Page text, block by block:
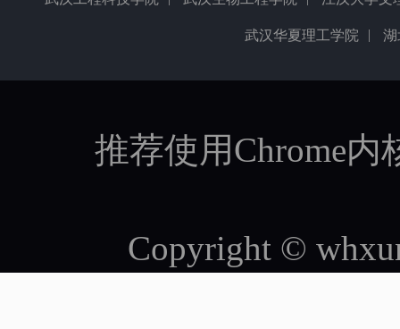
武汉华夏理工学院 | 湖
推荐使用Chrome
Copyright ©